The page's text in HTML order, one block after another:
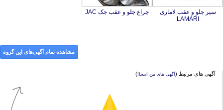
سپر جلو و عقب لاماری
LAMARI
چراغ جلو و عقب جک JAC
مشاهده تمام آگهی‌های این گروه
آگهی های مرتبط (آگهی های من اینجا!)